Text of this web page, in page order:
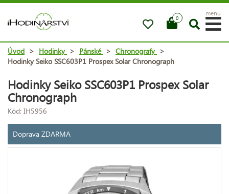
0
menu
Úvod > Hodinky > Pánské > Chronografy >
Hodinky Seiko SSC603P1 Prospex Solar Chronograph
Hodinky Seiko SSC603P1 Prospex Solar
Chronograph
Kód: IH5956
Doprava ZDARMA